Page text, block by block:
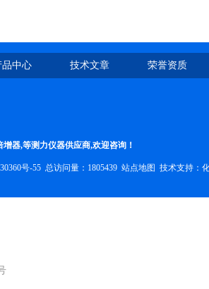
品中心 技术文章 荣誉资质
增器,等测力仪器供应商,欢迎咨询！
号-55 总访问量：1805439 站点地图 技术支持：